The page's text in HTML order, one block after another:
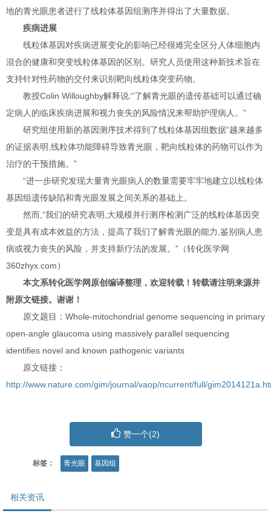
地的青光眼患者进行了线粒体基因组测序并得出了大量数据。
疾病进展
线粒体基因对疾病进展变化的影响已经很难完全区分人体细胞内
混合的健康和突变线粒体基因的区别。研究人员使用这种新技术旨在
支持针对性药物的交付来识别靶向线粒体突变药物。
教授Colin Willoughby解释说:“了解青光眼的遗传基础可以通过确
定病人的临床疾病进展和视力丧失的风险情况来帮助护理病人。”
研究组使用新的基因测序技术得到了线粒体基因组数据“越来越多
的证据表明,线粒体功能障碍导致青光眼，靶向线粒体的药物可以作为
治疗的干预措施。”
“进一步研究发现大量青光眼病人的数量需要牢牢地建立以线粒体
基因组遗传缺陷和青光眼发展之间关系的基础上。
然而,“我们的研究表明,大规模并行测序检测广泛的线粒体基因突
变是具有成本效益的方法，提高了我们了解青光眼的能力,鉴别病人患
病或视力丧失的风险，并支持新疗法的发展。”（转化医学网
360zhyx.com）
本文系转化医学网原创编译整理，欢迎转载！转载请注明来源并
附原文链接。谢谢！
原文题目：Whole-mitochondrial genome sequencing in primary
open-angle glaucoma using massively parallel sequencing
identifies novel and known pathogenic variants
原文链接：
http://www.nature.com/gim/journal/vaop/ncurrent/full/
赞一个(2)
标签： 青光眼 基因组
相关资讯